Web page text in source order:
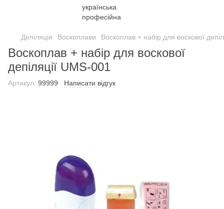
Депіляція Воскоплави Воскоплав + набір для воскової
Воскоплав + набір для воскової
депіляції UMS-001
Артикул: 99999 Написати відгук